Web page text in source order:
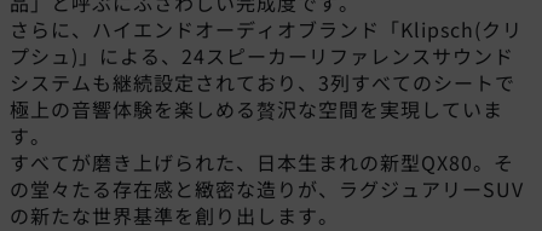
さらに、ハイエンドオーディオブランド「Klipsch(クリ
プシュ)」による、24スピーカーリファレンスサウンド
システムも継続設定されており、3列すべてのシートで
極上の音響体験を楽しめる贅沢な空間を実現していま
す。
すべてが磨き上げられた、日本生まれの新型QX80。そ
の堂々たる存在感と緻密な造りが、ラグジュアリーSUV
の新たな世界基準を創り出します。